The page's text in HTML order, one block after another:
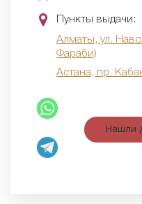
Пункты выдачи:
Алматы, ул.
Фараби)
Астана, пр.
Нашли